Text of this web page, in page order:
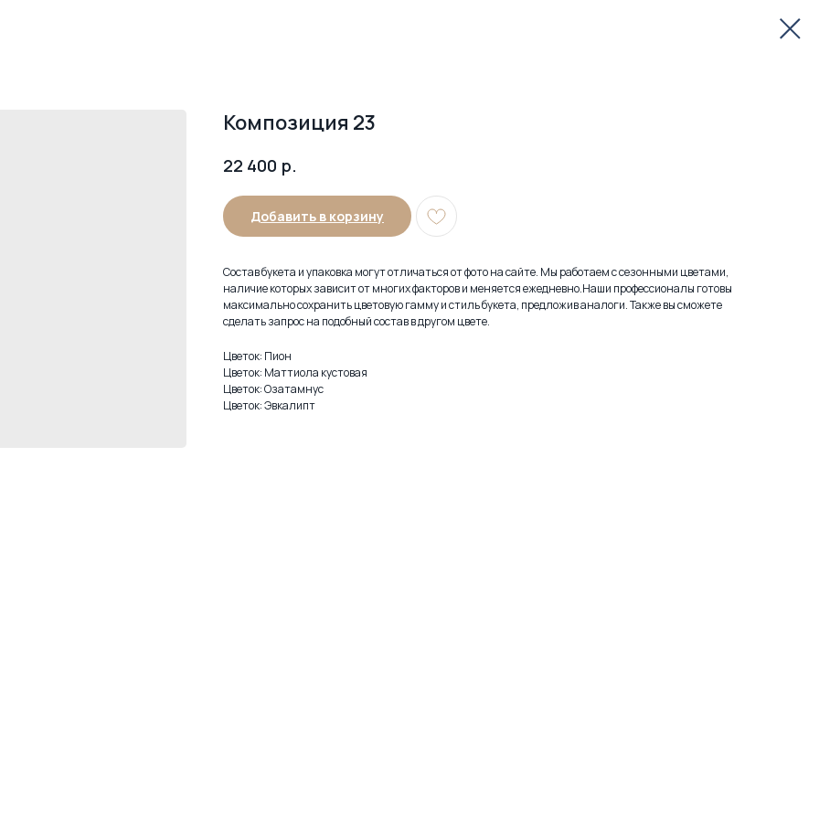
Композиция 23
22 400 р.
Добавить в корзину
Состав букета и упаковка могут отличаться от фото на сайте. Мы работаем с сезонными цветами,
наличие которых зависит от многих факторов и меняется ежедневно.Наши профессионалы готовы
максимально сохранить цветовую гамму и стиль букета, предложив аналоги. Также вы сможете
сделать запрос на подобный состав в другом цвете.
Цветок: Пион
Цветок: Маттиола кустовая
Цветок: Озатамнус
Цветок: Эвкалипт